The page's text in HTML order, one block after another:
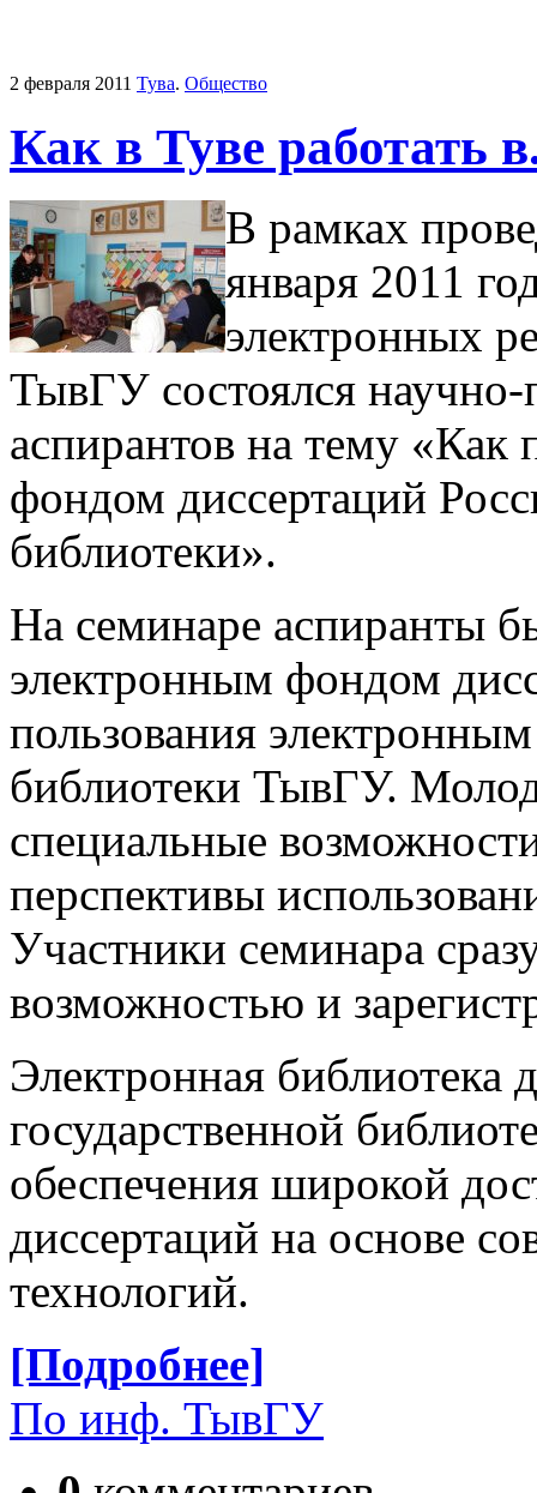
2 февраля 2011 Тува. Общество
Как в Туве работать
В рамках
января 2011
электронных
ТывГУ состоялся
аспирантов на тему «Как
фондом диссертаций
библиотеки».
На семинаре аспиранты
электронным фондом
пользования
библиотеки ТывГУ.
специальные
перспективы
Участники семинара
возможностью и
Электронная библиотека
государственной
обеспечения широкой
диссертаций на основе
технологий.
[Подробнее]
По инф. ТывГУ